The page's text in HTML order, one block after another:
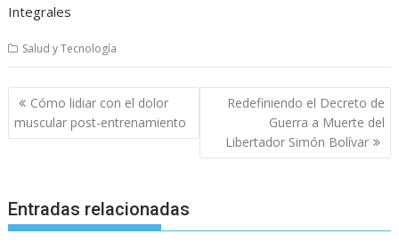
Integrales
Salud y Tecnología
Navegación
de
entradas
Cómo lidiar con el dolor
muscular post-entrenamiento
Redefiniendo el Decreto de
Guerra a Muerte del
Libertador Simón Bolívar
Entradas relacionadas